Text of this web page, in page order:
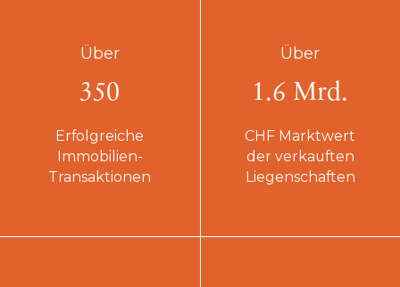
Über
350
Erfolgreiche
Immobilien-
Transaktionen
Über
1.6 Mrd.
CHF Marktwert
der verkauften
Liegenschaften